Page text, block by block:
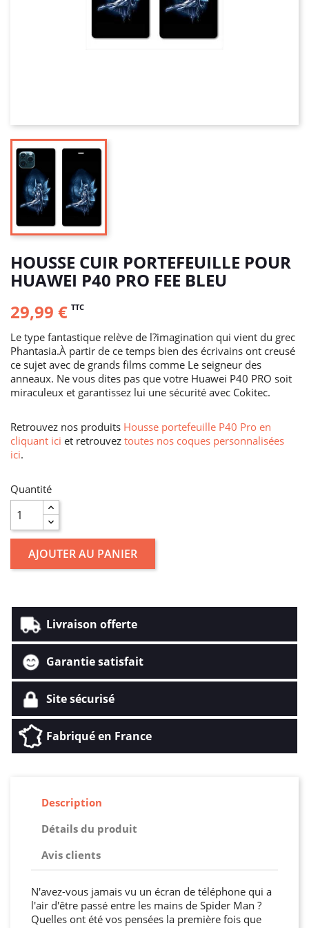
HOUSSE CUIR PORTEFEUILLE POUR
HUAWEI P40 PRO FEE BLEU
29,99 € TTC
Le type fantastique relève de l?imagination qui vient du grec
Phantasia.À partir de ce temps bien des écrivains ont creusé
ce sujet avec de grands films comme Le seigneur des
anneaux. Ne vous dites pas que votre Huawei P40 PRO soit
miraculeux et garantissez lui une sécurité avec Cokitec.
Retrouvez nos produits Housse portefeuille P40 Pro en
cliquant ici et retrouvez toutes nos coques personnalisées
ici.
Quantité
AJOUTER AU PANIER
Livraison offerte
Garantie satisfait
Site sécurisé
Fabriqué en France
Description
Détails du produit
Avis clients
N'avez-vous jamais vu un écran de téléphone qui a
l'air d'être passé entre les mains de Spider Man ?
Quelles ont été vos pensées la première fois que